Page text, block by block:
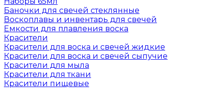
Баночки для свечей стеклянные
Воскоплавы и инвентарь для свечей
Емкости для плавления воска
Красители
Красители для воска и свечей жидкие
Красители для воска и свечей сыпучие
Красители для мыла
Красители для ткани
Красители пищевые